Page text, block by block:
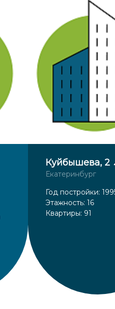
Куйбышева, 2
Екатеринбург
Год постройки:
Этажность: 16
Квартиры: 91